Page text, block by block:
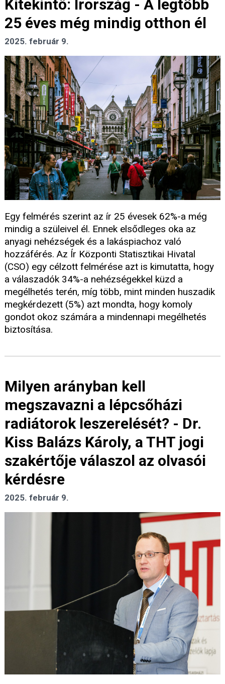
Kitekintő: Írország - A legtöbb
25 éves még mindig otthon él
2025. február 9.
Egy felmérés szerint az ír 25 évesek 62%-a még
mindig a szüleivel él. Ennek elsődleges oka az
anyagi nehézségek és a lakáspiachoz való
hozzáférés. Az Ír Központi Statisztikai Hivatal
(CSO) egy célzott felmérése azt is kimutatta, hogy
a válaszadók 34%-a nehézségekkel küzd a
megélhetés terén, míg több, mint minden huszadik
megkérdezett (5%) azt mondta, hogy komoly
gondot okoz számára a mindennapi megélhetés
biztosítása.
Milyen arányban kell
megszavazni a lépcsőházi
radiátorok leszerelését? - Dr.
Kiss Balázs Károly, a THT jogi
szakértője válaszol az olvasói
kérdésre
2025. február 9.